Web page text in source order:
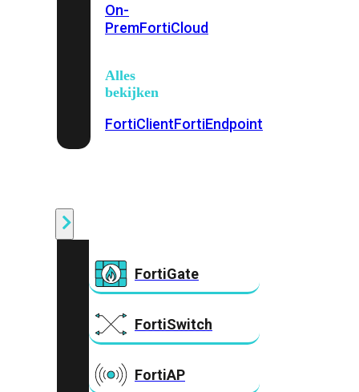
On-
PremFortiCloud
Alles
bekijken
FortiClientFortiEndpoint
FortiGate
FortiSwitch
FortiAP